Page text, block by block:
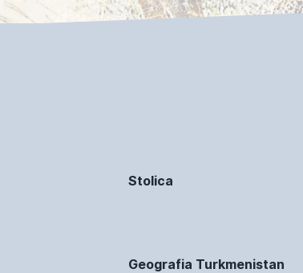
Stolica
Geografia Turkmenistan